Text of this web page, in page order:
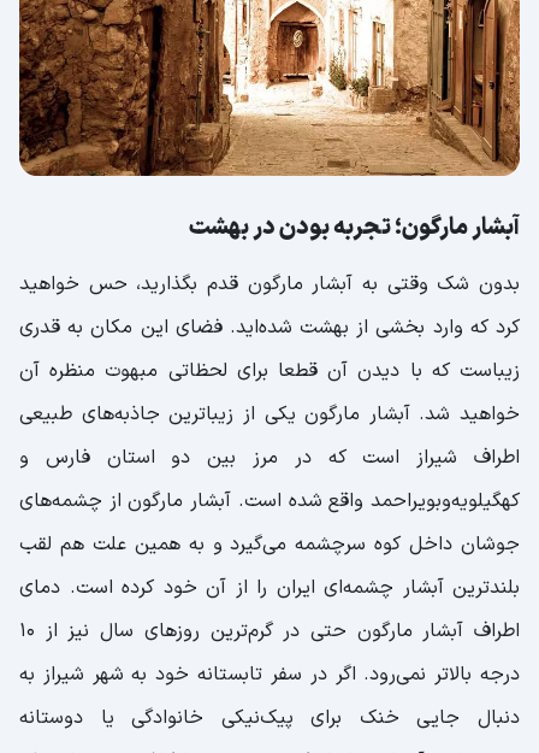
آبشار مارگون؛ تجربه بودن در بهشت
بدون شک وقتی به آبشار مارگون قدم بگذارید، حس خواهید
کرد که وارد بخشی از بهشت شده‌اید. فضای این مکان به قدری
زیباست که با دیدن آن قطعا برای لحظاتی مبهوت منظره آن
خواهید شد. آبشار مارگون یکی از زیباترین جاذبه‌های طبیعی
اطراف شیراز است که در مرز بین دو استان فارس و
کهگیلویه‌وبویراحمد واقع شده است. آبشار مارگون از چشمه‌های
جوشان داخل کوه سرچشمه می‌گیرد و به همین علت هم لقب
بلندترین آبشار چشمه‌ای ایران را از آن خود کرده است. دمای
اطراف آبشار مارگون حتی در گرم‌ترین روزهای سال نیز از 10
درجه بالاتر نمی‌رود. اگر در سفر تابستانه خود به شهر شیراز به
دنبال جایی خنک برای پیک‌نیکی خانوادگی یا دوستانه